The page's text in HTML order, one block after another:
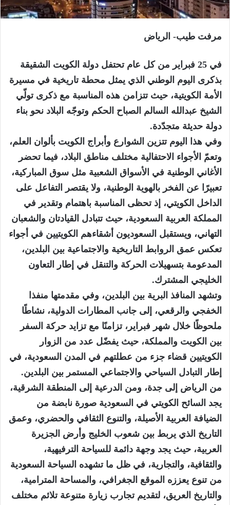
مرفت طيب- الرياض
في 25 فبراير من كل عام تحتفل دولة الكويت الشقيقة
بذكرى اليوم الوطني الذي يمثل محطة تاريخية في مسيرة
الأمة الكويتية، حيث تتزامن هذه المناسبة مع ذكرى تولّي
الشيخ عبدالله السالم الصباح الحكم وتوجّه البلاد نحو بناء
دولة حديثة متجدّدة.
وفي هذا اليوم تتزين الشوارع وأبراج الكويت بألوان العلم،
وتعمّ الأجواء الاحتفالية مختلف مناطق البلاد، فيما تحضر
الأغاني الوطنية في الأسواق الشعبية مثل سوق المباركية،
تعبيرًا عن الفخر بالهوية الوطنية، ولا يقتصر التفاعل على
الداخل الكويتي، إذ تحظى المناسبة باهتمام وتقدير في
المملكة العربية السعودية، حيث تتبادل القيادتان والشعبان
التهاني، ويستقبل السعوديون أشقاءهم الكويتيين في أجواء
تعكس عمق الروابط التاريخية والاجتماعية بين البلدين،
المدعومة بتسهيلات الحركة والتنقل في إطار التعاون
الخليجي المشترك.
وتشهد المنافذ البرية بين البلدين، وفي مقدمتها منفذا
الخفجي والرقعي، إلى جانب المطارات الدولية، نشاطًا
ملحوظًا خلال شهر فبراير، تزامنًا مع تزايد حركة السفر
بين الكويت والمملكة، حيث يفضّل عدد من الزوار
الكويتيين قضاء جزء من عطلتهم في المدن السعودية، في
إطار التبادل السياحي والاجتماعي المستمر بين البلدين.
من الرياض إلى جدة، ومن الدرعية إلى المنطقة الشرقية،
يجد السائح الكويتي في السعودية صورة نابضة من
الضيافة العربية الأصيلة، والتنوع الثقافي والحضري، وعمق
التاريخ الذي يربط بين شعوب الخليج وأرض الجزيرة
العربية، حيث يجد وجهة دائمة للسياحة الترفيهية،
والثقافية، والتجارية، في ظل ما تشهده السياحة السعودية
من تنوع يعززه الموقع الجغرافي، والمساحة المترامية،
والتاريخ العريق، لتقديم تجارب زيارة متنوعة تلائم مختلف